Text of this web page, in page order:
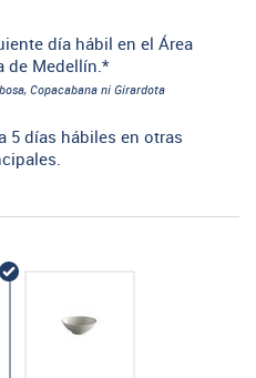
día hábil en el Área
de Medellín.*
Copacabana ni Girardota
5 días hábiles en otras